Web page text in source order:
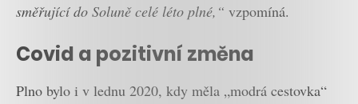
směřující do Soluně celé léto plné,“ vzpomíná.
Covid a pozitivní změna
Plno bylo i v lednu 2020, kdy měla „modrá cestovka“